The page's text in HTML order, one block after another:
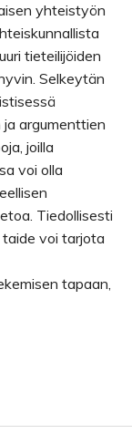
yhteistyön
tieteilijöiden
Selkeytän
argumenttien
joilla
voi olla
Tiedollisesti
voi tarjota
tapaan,